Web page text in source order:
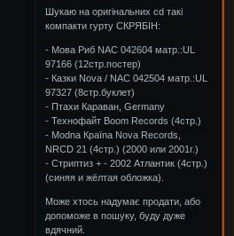
Шукаю на оригінальних cd такі
компакти гурту СКРЯБІН:
- Мова Риб NAC 042604 матр.:UL
97166 (12стр.постер)
- Казки Nova / NAC 042504 матр.:UL
97327 (8стр.буклет)
- Птахи Караван, Germany
- Технофайт Boom Records (4стр.)
- Modna Країna Nova Records,
NRCD 21 (4стр.) (2000 или 2001г.)
- Стриптиз + - 2002 Атлантик (4стр.)
(синяя и жёлтая обложка).
Може хтось надумає продати, або
допоможе в пошуку, буду дуже
вдячний.